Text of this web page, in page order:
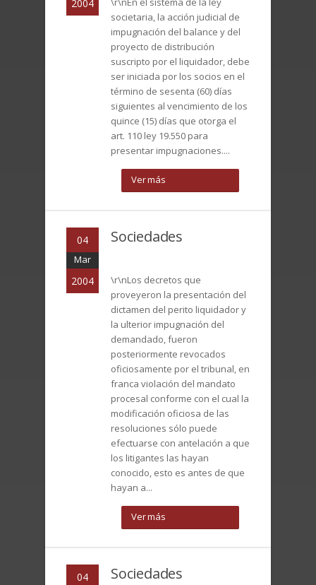
2004
societaria, la acción judicial de
impugnación del balance y del
proyecto de distribución
suscripto por el liquidador, debe
ser iniciada por los socios en el
término de sesenta (60) días
siguientes al vencimiento de los
quince (15) días que otorga el
art. 110 ley 19.550 para
presentar impugnaciones....
Ver más
04
Mar
2004
Sociedades
\r\nLos decretos que
proveyeron la presentación del
dictamen del perito liquidador y
la ulterior impugnación del
demandado, fueron
posteriormente revocados
oficiosamente por el tribunal, en
franca violación del mandato
procesal conforme con el cual la
modificación oficiosa de las
resoluciones sólo puede
efectuarse con antelación a que
los litigantes las hayan
conocido, esto es antes de que
hayan a...
Ver más
04 Sociedades